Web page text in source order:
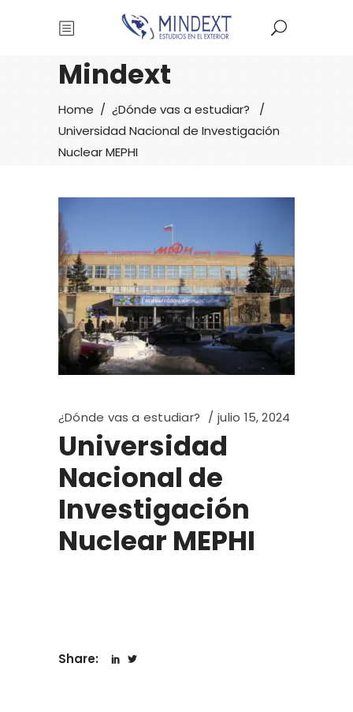
Mindext
Home / ¿Dónde vas a estudiar?
/
Universidad Nacional de Investigación
Nuclear MEPHI
¿Dónde vas a estudiar? julio 15, 2024
Universidad
Nacional de
Investigación
Nuclear MEPHI
Share: